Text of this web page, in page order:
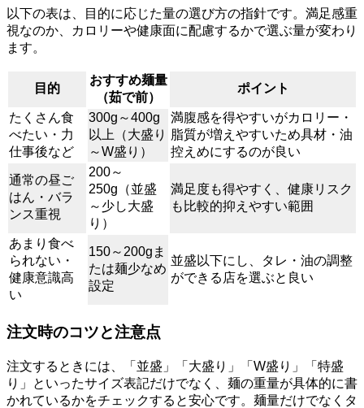
以下の表は、目的に応じた量の選び方の指針です。満足感重
視なのか、カロリーや健康面に配慮するかで選ぶ量が変わり
ます。
目的
おすすめ麺量
（茹で前）
ポイント
たくさん食
べたい・力
仕事後など
300g～400g
以上（大盛り
～W盛り）
満腹感を得やすいがカロリー・
脂質が増えやすいため具材・油
控えめにするのが良い
通常の昼ご
はん・バラ
ンス重視
200～
250g（並盛
～少し大盛
り）
満足度も得やすく、健康リスク
も比較的抑えやすい範囲
あまり食べ
られない・
健康意識高
い
150～200gま
たは麺少なめ
設定
並盛以下にし、タレ・油の調整
ができる店を選ぶと良い
注文時のコツと注意点
注文するときには、「並盛」「大盛り」「W盛り」「特盛
り」といったサイズ表記だけでなく、麺の重量が具体的に書
かれているかをチェックすると安心です。麺量だけでなくタ